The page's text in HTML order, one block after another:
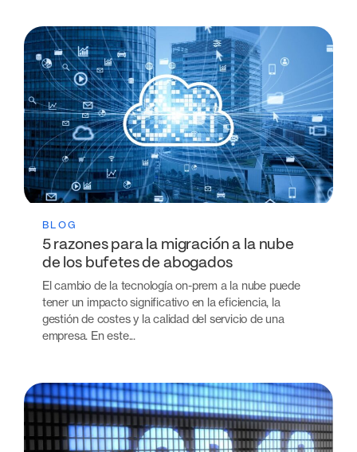
BLOG
5 razones para la migración a la nube
de los bufetes de abogados
El cambio de la tecnología on-prem a la nube puede
tener un impacto significativo en la eficiencia, la
gestión de costes y la calidad del servicio de una
empresa. En este...